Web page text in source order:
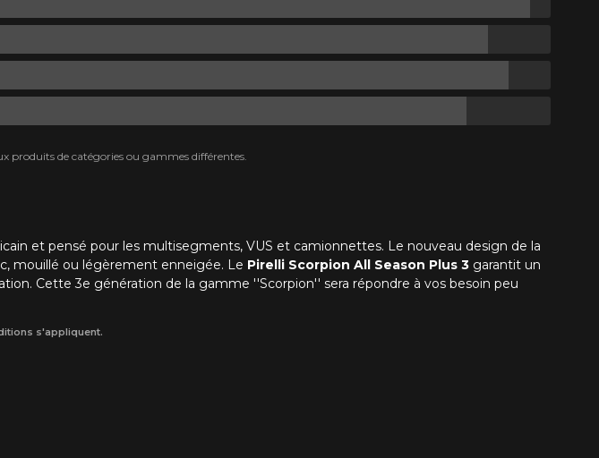
et pensé pour les multisegments, VUS et camionnettes. Le nouveau design de la
mouillé ou légèrement enneigée. Le Pirelli Scorpion All Season Plus 3 garantit un
Cette 3e génération de la gamme ''Scorpion'' sera répondre à vos besoin peu
produits de catégories ou gammes différentes.
s'appliquent.